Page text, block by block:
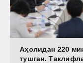
Аҳолидан 220
тушган.